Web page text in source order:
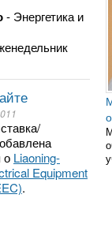
- Энергетика и
о Liaoning-
Equipment
.